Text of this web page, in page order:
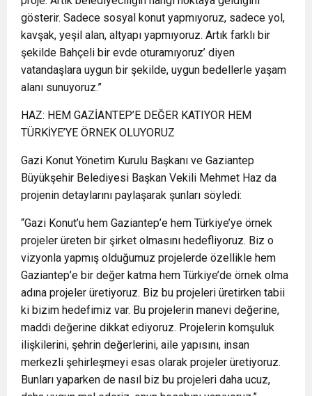
gösterir. Sadece sosyal konut yapmıyoruz, sadece yol,
kavşak, yeşil alan, altyapı yapmıyoruz. Artık farklı bir
şekilde Bahçeli bir evde oturamıyoruz’ diyen
vatandaşlara uygun bir şekilde, uygun bedellerle yaşam
alanı sunuyoruz.”
HAZ: HEM GAZİANTEP’E DEĞER KATIYOR HEM
TÜRKİYE’YE ÖRNEK OLUYORUZ
Gazi Konut Yönetim Kurulu Başkanı ve Gaziantep
Büyükşehir Belediyesi Başkan Vekili Mehmet Haz da
projenin detaylarını paylaşarak şunları söyledi:
“Gazi Konut’u hem Gaziantep’e hem Türkiye’ye örnek
projeler üreten bir şirket olmasını hedefliyoruz. Biz o
vizyonla yapmış olduğumuz projelerde özellikle hem
Gaziantep’e bir değer katma hem Türkiye’de örnek olma
adına projeler üretiyoruz. Biz bu projeleri üretirken tabii
ki bizim hedefimiz var. Bu projelerin manevi değerine,
maddi değerine dikkat ediyoruz. Projelerin komşuluk
ilişkilerini, şehrin değerlerini, aile yapısını, insan
merkezli şehirleşmeyi esas olarak projeler üretiyoruz.
Bunları yaparken de nasıl biz bu projeleri daha ucuz,